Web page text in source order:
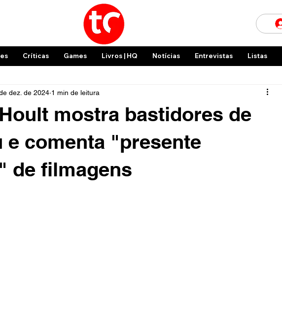
Críticas Games Livros | HQ Notícias Entrevistas Listas
mostra bastidores de
e comenta "presente
de filmagens
dez. de 2024 1 min de leitura